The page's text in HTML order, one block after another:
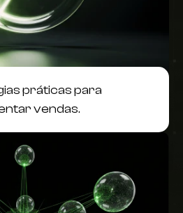
práticas para
vendas.